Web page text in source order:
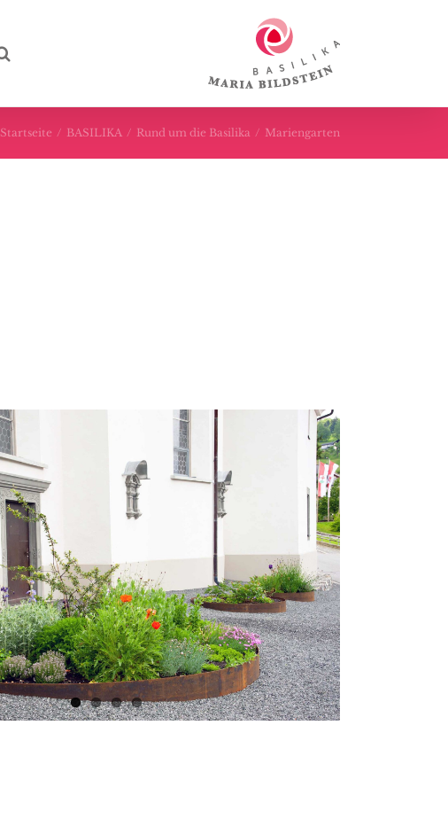
Startseite / BASILIKA / Rund um die Basilika / Mariengarten